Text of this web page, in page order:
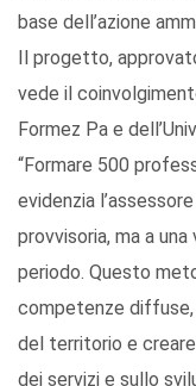
base dell’azione
Il progetto,
vede il
Formez Pa e
“Formare 500
evidenzia
provvisoria, ma a
periodo. Questo
competenze
del territorio e
dei servizi e sullo